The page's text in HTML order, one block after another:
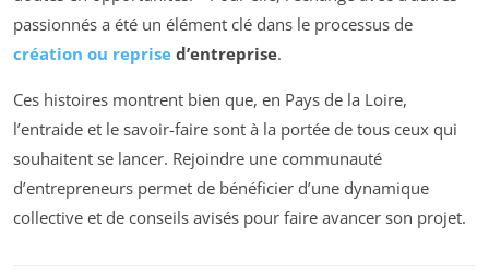
passionnés a été un élément clé dans le processus de
création ou reprise d’entreprise.
Ces histoires montrent bien que, en Pays de la Loire,
l’entraide et le savoir-faire sont à la portée de tous ceux qui
souhaitent se lancer. Rejoindre une communauté
d’entrepreneurs permet de bénéficier d’une dynamique
collective et de conseils avisés pour faire avancer son projet.